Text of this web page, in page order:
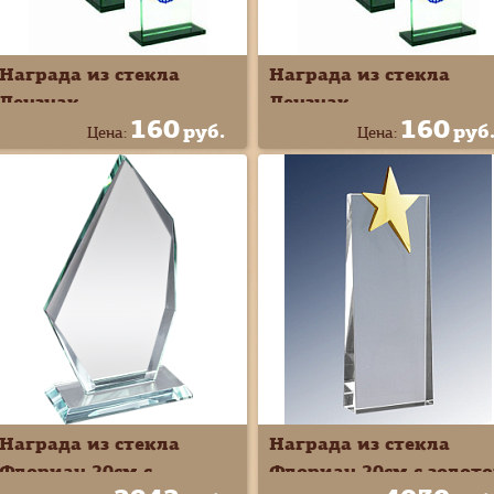
Награда из стекла
Лензнак
Прямоугольник с
синим гербом РФ 17см
Цена: 160руб.
Награда из стекла
Лензнак
Прямоугольник с
синим гербом РФ
19,5см 81232
Цена: 160руб.
Награда из стекла
Флориан 20см с
Награда из стекла
Флориан 20см с